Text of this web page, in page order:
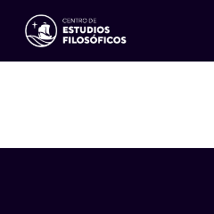
Eventos